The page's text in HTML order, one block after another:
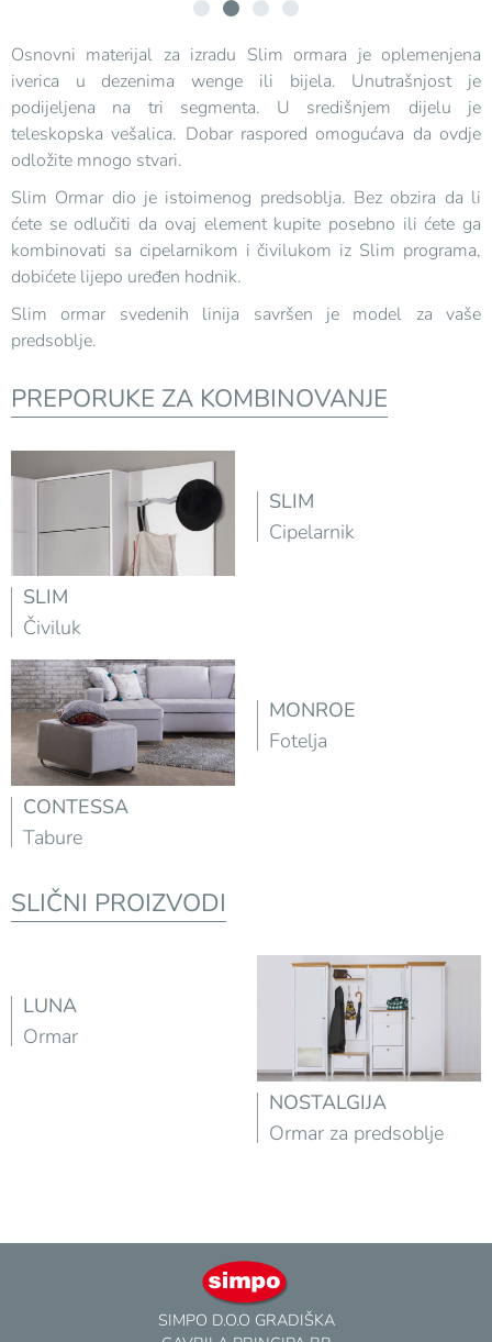
Osnovni materijal za izradu Slim ormara je oplemenjena
iverica u dezenima wenge ili bijela. Unutrašnjost je
podijeljena na tri segmenta. U središnjem dijelu je
teleskopska vešalica. Dobar raspored omogućava da ovdje
odložite mnogo stvari.
Slim Ormar dio je istoimenog predsoblja. Bez obzira da li
ćete se odlučiti da ovaj element kupite posebno ili ćete ga
kombinovati sa cipelarnikom i čivilukom iz Slim programa,
dobićete lijepo uređen hodnik.
Slim ormar svedenih linija savršen je model za vaše
predsoblje.
PREPORUKE ZA KOMBINOVANJE
SLIM
Čiviluk
SLIM
Cipelarnik
CONTESSA
Tabure
MONROE
Fotelja
SLIČNI PROIZVODI
LUNA
Ormar
NOSTALGIJA
Ormar za predsoblje
SIMPO D.O.O GRADIŠKA